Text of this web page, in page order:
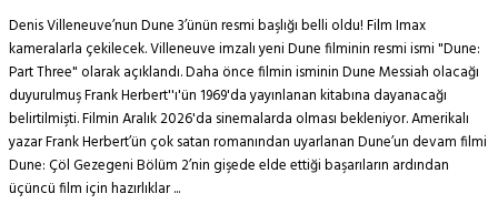
Denis Villeneuve’nun Dune 3’ünün resmi başlığı belli oldu! Film Imax
kameralarla çekilecek. Villeneuve imzalı yeni Dune filminin resmi ismi "Dune:
Part Three" olarak açıklandı. Daha önce filmin isminin Dune Messiah olacağı
duyurulmuş Frank Herbert''ı'ün 1969'da yayınlanan kitabına dayanacağı
belirtilmişti. Filmin Aralık 2026'da sinemalarda olması bekleniyor. Amerikalı
yazar Frank Herbert’ün çok satan romanından uyarlanan Dune’un devam filmi
Dune: Çöl Gezegeni Bölüm 2’nin gişede elde ettiği başarıların ardından
üçüncü film için hazırlıklar ...